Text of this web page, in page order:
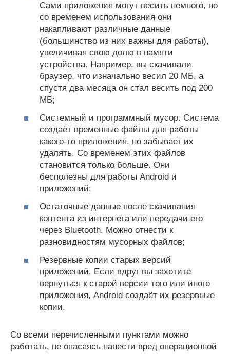
Сами приложения могут весить немного, но
со временем использования они
накапливают различные данные
(большинство из них важны для работы),
увеличивая свою долю в памяти
устройства. Например, вы скачивали
браузер, что изначально весил 20 МБ, а
спустя два месяца он стал весить под 200
МБ;
Системный и программный мусор. Система
создаёт временные файлы для работы
какого-то приложения, но забывает их
удалять. Со временем этих файлов
становится только больше. Они
бесполезны для работы Android и
приложений;
Остаточные данные после скачивания
контента из интернета или передачи его
через Bluetooth. Можно отнести к
разновидностям мусорных файлов;
Резервные копии старых версий
приложений. Если вдруг вы захотите
вернуться к старой версии того или иного
приложения, Android создаёт их резервные
копии.
Со всеми перечисленными пунктами можно
работать, не опасаясь нанести вред операционной